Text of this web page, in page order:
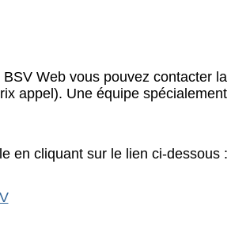
Web vous pouvez contacter la
appel). Une équipe spécialement
en cliquant sur le lien ci-dessous :